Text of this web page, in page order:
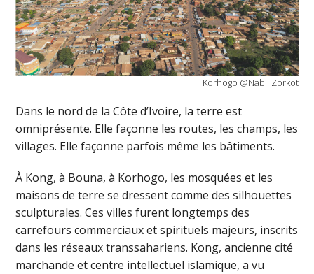
Korhogo @Nabil Zorkot
Dans le nord de la Côte d’Ivoire, la terre est
omniprésente. Elle façonne les routes, les champs, les
villages. Elle façonne parfois même les bâtiments.
À Kong, à Bouna, à Korhogo, les mosquées et les
maisons de terre se dressent comme des silhouettes
sculpturales. Ces villes furent longtemps des
carrefours commerciaux et spirituels majeurs, inscrits
dans les réseaux transsahariens. Kong, ancienne cité
marchande et centre intellectuel islamique, a vu